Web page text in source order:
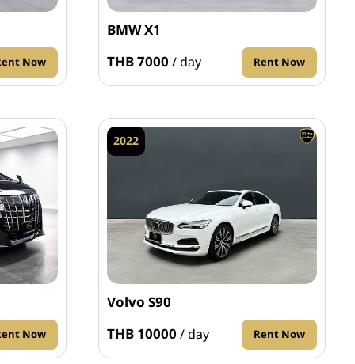
Now
BMW X1
THB 7000 / day Rent Now
Now
2022
Volvo S90
THB 10000 / day Rent Now